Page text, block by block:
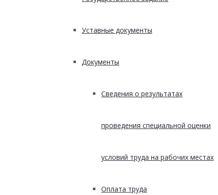
Уставные документы
Документы
Сведения о результатах
проведения специальной оценки
условий труда на рабочих местах
Оплата труда